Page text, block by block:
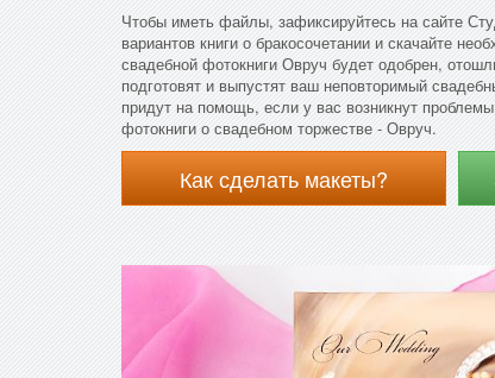
Чтобы иметь файлы, зафиксируйтесь на сайте
вариантов книги о бракосочетании и скачайте
свадебной фотокниги Овруч будет одобрен,
подготовят и выпустят ваш неповторимый
придут на помощь, если у вас возникнут
фотокниги о свадебном торжестве - Овруч.
Как сделать макеты?